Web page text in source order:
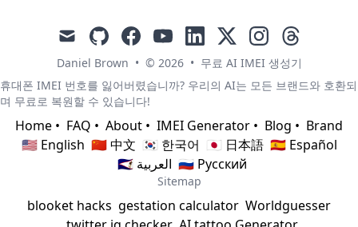
mail githubfacebookyoutubelinkedin
x instagramthreads
Daniel Brown • © 2026 • 무료 AI IMEI 생성기
휴대폰 IMEI 번호를 잃어버렸습니까? 우리의 AI는 모든 브랜드와 호환되
며 무료로 복원할 수 있습니다!
Home • FAQ • About • IMEI Generator • Blog • Brand
🇺🇸 English 🇨🇳 中文 🇰🇷 한국어 🇯🇵 日本語 🇪🇸 Español
🇸🇦 العربية 🇷🇺 Русский
Sitemap
blooket hacks gestation calculator Worldguesser